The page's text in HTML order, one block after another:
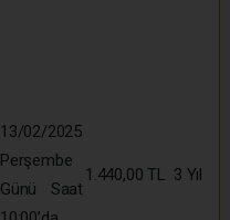
13/02/2025
Perşembe
Günü Saat
1.440,00 TL 3 Yıl